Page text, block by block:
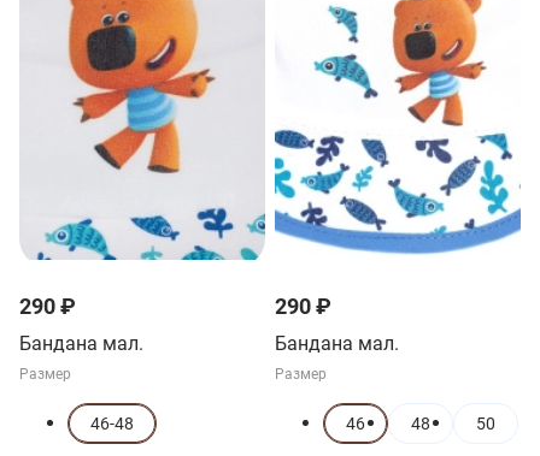
290 ₽
Бандана мал.
Размер
46-48
290 ₽
Бандана мал.
Размер
46 48 50